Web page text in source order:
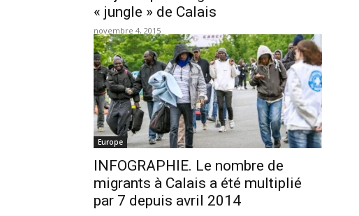
« jungle » de Calais
novembre 4, 2015
Europe
INFOGRAPHIE. Le nombre de
migrants à Calais a été multiplié
par 7 depuis avril 2014